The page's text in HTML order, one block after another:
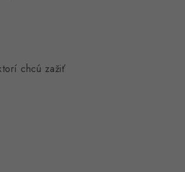
chcú zažiť